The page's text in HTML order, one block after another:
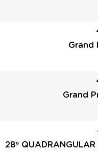
Grand
Grand
28º